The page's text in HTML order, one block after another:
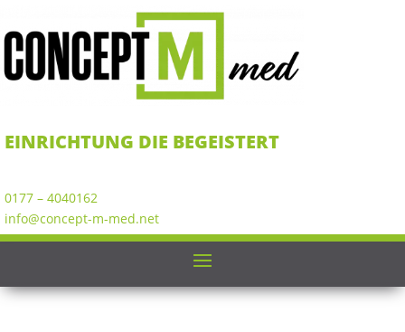
EINRICHTUNG DIE BEGEISTERT
0177 – 4040162
info@concept-m-med.net